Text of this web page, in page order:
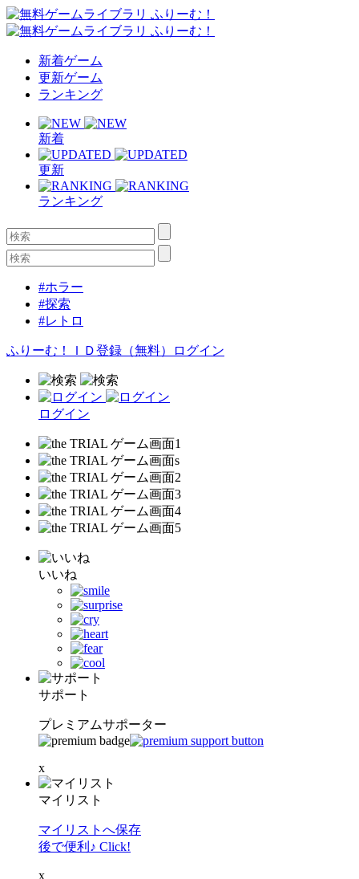
新着ゲーム
更新ゲーム
ランキング
新着
更新
ランキング
#ホラー
#探索
#レトロ
ふりーむ！ＩＤ登録（無料） ログイン
ログイン
いいね
サポート
プレミアムサポーター
x
マイリスト
マイリストへ保存
後で便利♪ Click!
x